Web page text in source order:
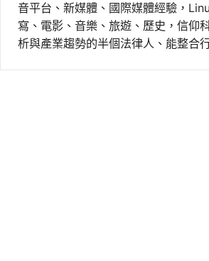
音平台、新媒體、國際媒體經驗，
寫、電影、音樂、旅遊、歷史，信仰
析與產業趨勢的半個法律人、能整合